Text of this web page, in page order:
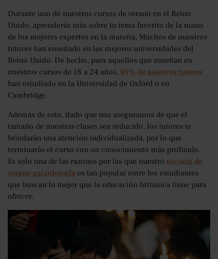
Durante uno de nuestros cursos de verano en el Reino
Unido, aprenderás más sobre tu tema favorito de la mano
de los mejores expertos en la materia. Muchos de nuestros
tutores han enseñado en las mejores universidades del
Reino Unido. De hecho, para aquellos que enseñan en
nuestros cursos de 18 a 24 años, 91% de nuestros tutores
han estudiado en la Universidad de Oxford o en
Cambridge.
Además de esto, dado que nos aseguramos de que el
tamaño de nuestras clases sea reducido, los tutores te
brindarán una atención individualizada, por lo que
terminarás el curso con un conocimiento más profundo.
Es solo una de las razones por las que nuestro escuela de
verano galardonada es tan popular entre los estudiantes
que buscan lo mejor que la educación británica tiene para
ofrecer.